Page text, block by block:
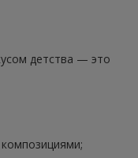
детства — это